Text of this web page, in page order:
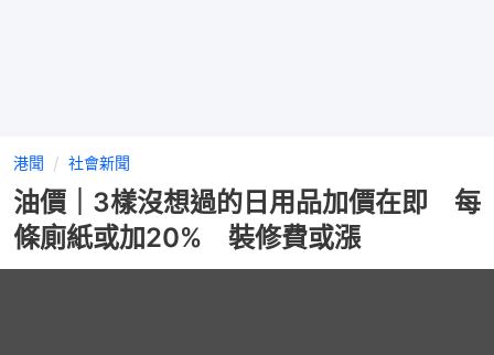
港聞 社會新聞
油價｜3樣沒想過的日用品加價在即 每
條廁紙或加20% 裝修費或漲